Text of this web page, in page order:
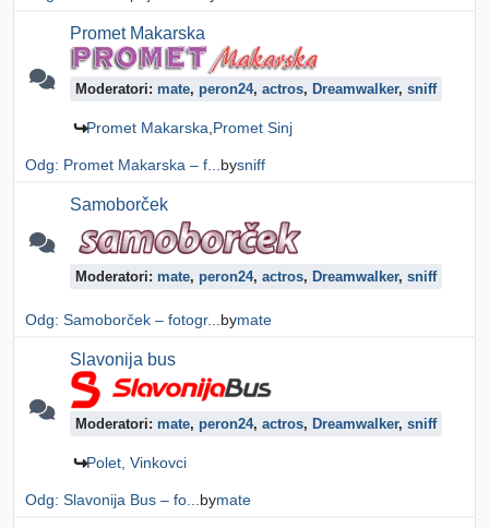
Promet Makarska
Moderatori: mate, peron24, actros, Dreamwalker, sniff
Promet Makarska Promet Sinj
Odg: Promet Makarska – f... bysniff
Samoborček
Moderatori: mate, peron24, actros, Dreamwalker, sniff
Odg: Samoborček – fotogr... bymate
Slavonija bus
Moderatori: mate, peron24, actros, Dreamwalker, sniff
Polet, Vinkovci
Odg: Slavonija Bus – fo... bymate